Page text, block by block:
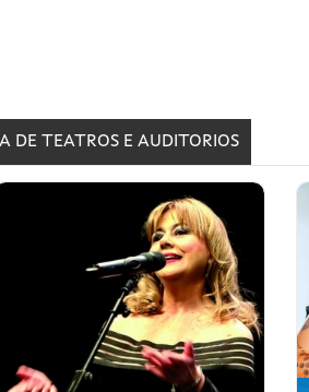
DE TEATROS E AUDITORIOS